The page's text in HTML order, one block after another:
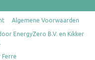
Algemene Voorwaarden
EnergyZero B.V. en Kikker
Ferre